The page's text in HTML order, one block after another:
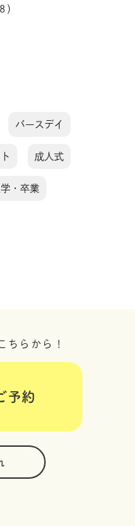
）
バースデイ
成人式
・卒業
ちらから！
予約